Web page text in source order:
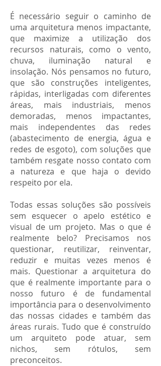
É necessário seguir o caminho de
uma arquitetura menos impactante,
que maximize a utilização dos
recursos naturais, como o vento,
chuva, iluminação natural e
insolação. Nós pensamos no futuro,
que são construções inteligentes,
rápidas, interligadas com diferentes
áreas, mais industriais, menos
demoradas, menos impactantes,
mais independentes das redes
(abastecimento de energia, água e
redes de esgoto), com soluções que
também resgate nosso contato com
a natureza e que haja o devido
respeito por ela.
Todas essas soluções são possíveis
sem esquecer o apelo estético e
visual de um projeto. Mas o que é
realmente belo? Precisamos nos
questionar, reutilizar, reinventar,
reduzir e muitas vezes menos é
mais. Questionar a arquitetura do
que é realmente importante para o
nosso futuro é de fundamental
importância para o desenvolvimento
das nossas cidades e também das
áreas rurais. Tudo que é construído
um arquiteto pode atuar, sem
nichos, sem rótulos, sem
preconceitos.